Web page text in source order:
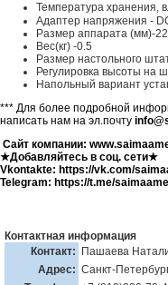
Температура хранения,
Адаптер напряжения -
Размер аппарата (мм)-
Вес(кг) -0.5
Размер настольного
Регулировка высоты на
Напольный вариант
*** Для более подробной
написать нам на эл.почту
Сайт компании:
★Добавляйтесь в соц. сети★
Vkontakte: https://vk.com/
Telegram: https://t.me/
Контактная информация
Контакт:
Пашаева
Адрес: Санкт-